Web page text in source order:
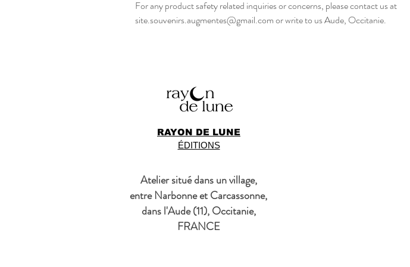
site.souvenirs.augmentes@gmail.com or write to us Aude, Occitanie.
RAYON DE LUNE
ÉDITIONS
Atelier situé dans un village,
entre Narbonne et Carcassonne,
dans l'Aude (11), Occitanie,
FRANCE